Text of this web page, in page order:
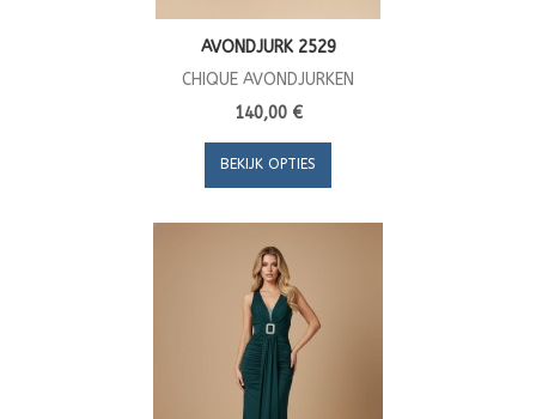
AVONDJURK 2529
CHIQUE AVONDJURKEN
140,00 €
BEKIJK OPTIES